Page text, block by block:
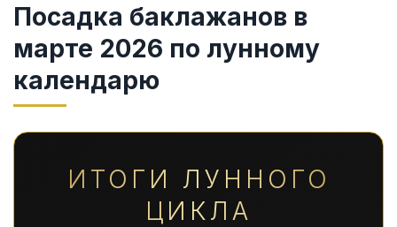
Посадка баклажанов в
марте 2026 по лунному
календарю
ИТОГИ ЛУННОГО
ЦИКЛА